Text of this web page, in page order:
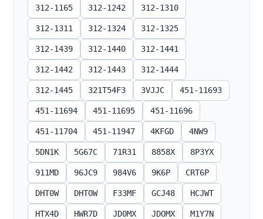
312-1165 312-1242 312-1310
312-1311 312-1324 312-1325
312-1439 312-1440 312-1441
312-1442 312-1443 312-1444
312-1445 321T54F3 3VJJC 451-11693
451-11694 451-11695 451-11696
451-11704 451-11947 4KFGD 4NW9
5DN1K 5G67C 71R31 8858X 8P3YX
911MD 96JC9 984V6 9K6P CRT6P
DHT0W DHTOW F33MF GCJ48 HCJWT
HTX4D HWR7D JD0MX JDOMX M1Y7N